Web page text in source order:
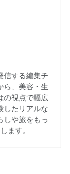
信する編集チ
ら、美容・生
の視点で幅広
したリアルな
しや旅をもっ
ます。